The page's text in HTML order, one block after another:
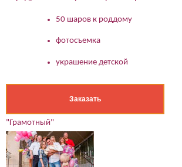
(работает только если на устройстве установлен указанный
50 шаров к роддому
фотосъемка
украшение детской
Заказать
"Грамотный"